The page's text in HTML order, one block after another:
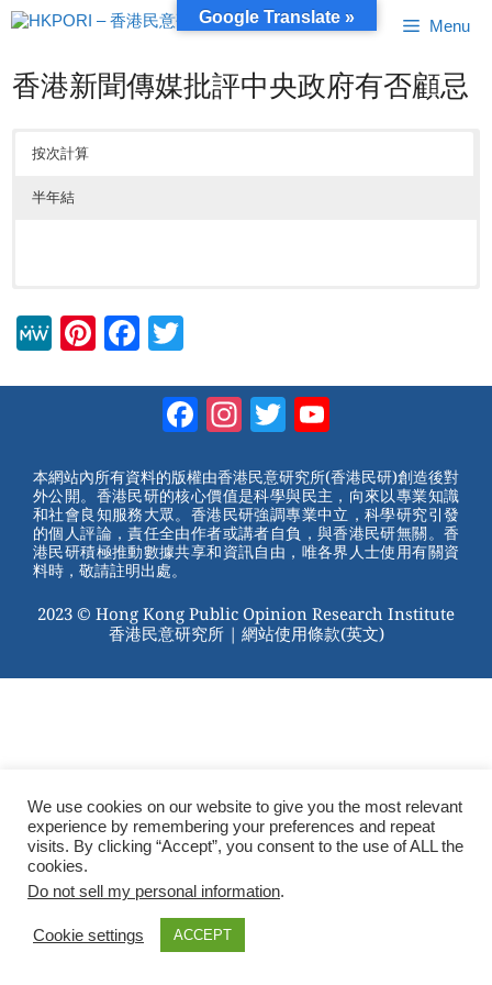
跳
至
容
Menu
香港新聞傳媒批評中央政府有否顧忌
按次計算
半年結
M
Pi
st
F
b
o
o
k
tt
er
Facebook
Instagram
Twitter
本網站內所有資料的版權由香港民意研究所(香港民研)創造後對
外公開。香港民研的核心價值是科學與民主，向來以專業知識
和社會良知服務大眾。香港民研強調專業中立，科學研究引發
的個人評論，責任全由作者或講者自負，與香港民研無關。香
港民研積極推動數據共享和資訊自由，唯各界人士使用有關資
料時，敬請註明出處。
2023 © Hong Kong Public Opinion Research Institute
香港民意研究所 | 網站使用條款(英文)
We use cookies on our website to give you the most relevant
experience by remembering your preferences and repeat
visits. By clicking “Accept”, you consent to the use of ALL the
cookies.
Do not sell my personal information.
Cookie settings ACCEPT
Google Translate »